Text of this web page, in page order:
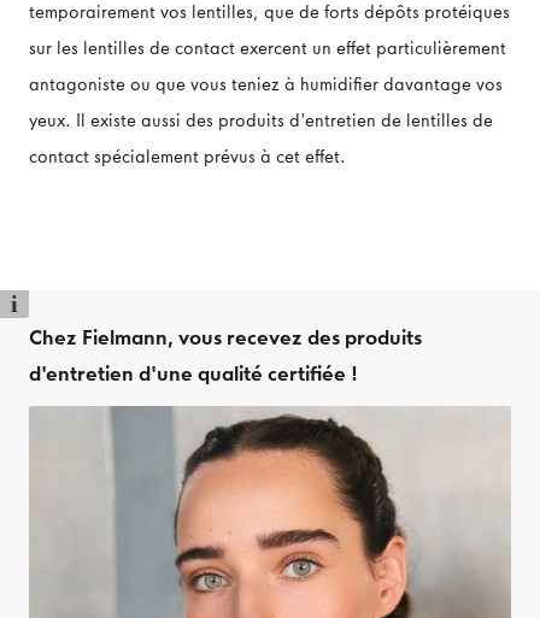
temporairement vos lentilles, que de forts dépôts protéiques
sur les lentilles de contact exercent un effet particulièrement
antagoniste ou que vous teniez à humidifier davantage vos
yeux. Il existe aussi des produits d'entretien de lentilles de
contact spécialement prévus à cet effet.
i
Chez Fielmann, vous recevez des produits
d'entretien d'une qualité certifiée !